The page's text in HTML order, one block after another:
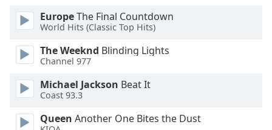
Size
Text
Edge
Style
Font
Family
EuropeThe Final Countdown
World Hits (Classic Top Hits)
The Weeknd Blinding Lights
Channel 977
Michael Jackson Beat It
Coast 93.3
Queen Another One Bites the Dust